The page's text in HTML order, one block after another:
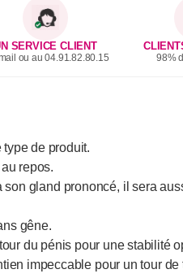
SERVICE CLIENT
ou au 04.91.82.80.15 98%
de produit.
repos.
gland prononcé, il sera
gêne.
du pénis pour une stabilité
impeccable pour un tour